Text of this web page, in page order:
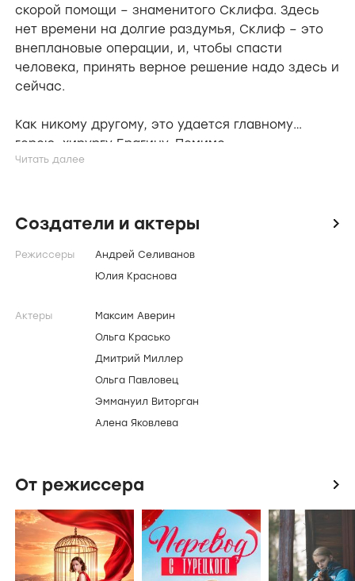
скорой помощи – знаменитого Склифа. Здесь
нет времени на долгие раздумья, Склиф – это
внеплановые операции, и, чтобы спасти
человека, принять верное решение надо здесь и
сейчас.
Как никому другому, это удается главному
герою, хирургу Брагину. Помимо
профессиональных удач, за Брагиным тянется и
жизнь и смерть, Брагин давно утратил
сентиментальность и не утруждает себя
мыслями о чужих чувствах, «великие страсти»
только веселят его..
Создатели и актеры icon
Режиссеры
Андрей Селиванов
Юлия Краснова
Актеры
Максим Аверин
Ольга Красько
Дмитрий Миллер
Ольга Павловец
Эммануил Виторган
Алена Яковлева
От режиссера icon